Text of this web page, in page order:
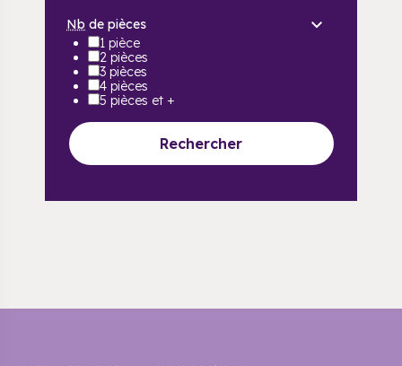
Nb de pièces
1 pièce
2 pièces
3 pièces
4 pièces
5 pièces et +
Rechercher